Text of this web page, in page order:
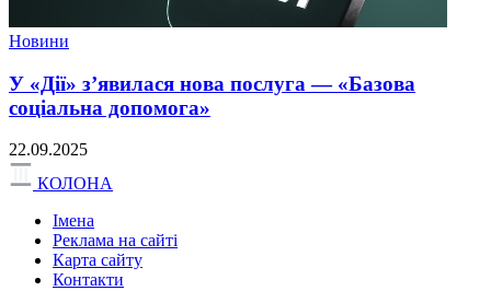
Новини
У «Дії» з’явилася нова послуга — «Базова
соціальна допомога»
22.09.2025
КОЛОНА
Імена
Реклама на сайті
Карта сайту
Контакти